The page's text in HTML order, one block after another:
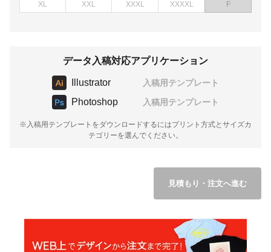
XL
XXL XXXL XXXXL F
データ入稿対応アプリケーション
Illustrator 入稿用テンプレート
Photoshop 入稿用テンプレート
※入稿用テンプレートをダウンロードするにはプリント方式とサイズカ
テゴリーを選んでください。
見積もり・注文へ進む